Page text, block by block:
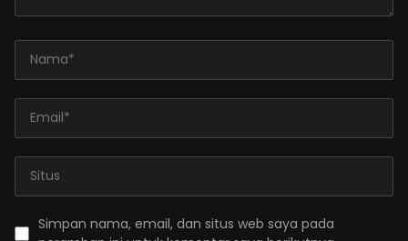
Simpan nama, email, dan situs web saya pada